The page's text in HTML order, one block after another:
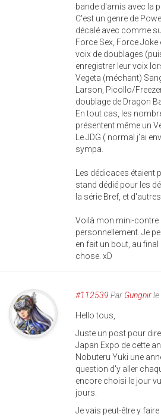
bande d'amis avec la
C'est un genre de
décalé avec comme
Force Sex, Force
voix de doublages
enregistrer leur voix
Vegeta (méchant)
Larson, Picollo/
doublage de Dragon
En tout cas, les
présentent même un
Le JDG ( normal j'ai
sympa.
Les dédicaces étaient
stand dédié pour les
la série Bref, et
Voilà mon mini-contre
personnellement. Je
en fait un bout, au
chose. xD
#112539 Par Gungnir
Hello tous,
Juste un post pour
Japan Expo de cette
Nobuteru Yuki une
question d'y aller
encore choisi le jour
jours.
Je vais peut-être y